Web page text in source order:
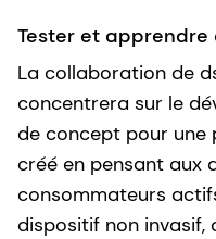
Tester et apprendre
La collaboration de
concentrera sur le
de concept pour une
créé en pensant aux
consommateurs
dispositif non invasif,